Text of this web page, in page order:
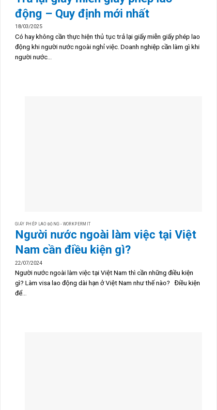
động – Quy định mới nhất
18/03/2025
Có hay không cần thực hiện thủ tục trả lại giấy miễn giấy phép lao
động khi người nước ngoài nghỉ việc. Doanh nghiệp cần làm gì khi
người nước...
GIẤY PHÉP LAO ĐỘNG - WORKPERMIT
Người nước ngoài làm việc tại Việt
Nam cần điều kiện gì?
22/07/2024
Người nước ngoài làm việc tại Việt Nam thì cần những điều kiện
gì? Làm visa lao động dài hạn ở Việt Nam như thế nào? Điều kiện
để...